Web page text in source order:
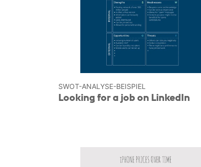
SWOT-ANALYSE-BEISPIEL
Looking for a job on LinkedIn